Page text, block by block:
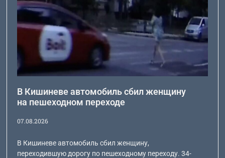
В Кишиневе автомобиль сбил женщину
на пешеходном переходе
07.08.2026
В Кишиневе автомобиль сбил женщину,
переходившую дорогу по пешеходному переходу. 34-